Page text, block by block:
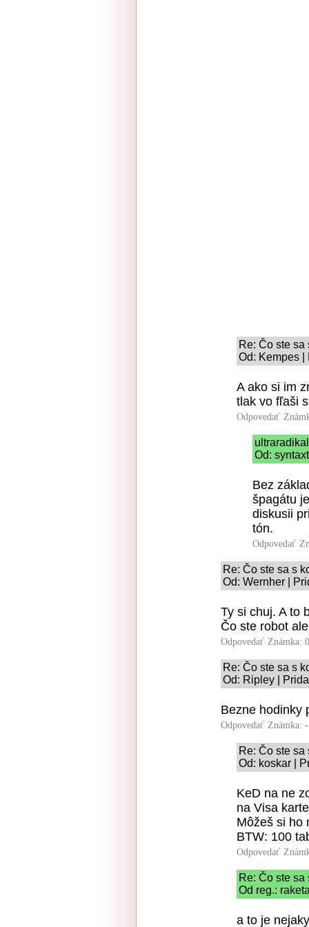
Re: Čo ste
Od: Kempes |
A ako si im
tlak vo fľaši
Odpovedať
Od:
Bez
špagátu
diskusii
tón.
Odpovedať
Re: Čo ste sa s
Od: Wernher |
Ty si chuj. A to
Čo ste robot
Odpovedať Známka:
Re: Čo ste sa s
Od: Ripley |
Bezne hodinky
Odpovedať Známka:
Re: Čo ste
Od: koskar |
KeD na ne
na Visa
Môžeš si ho
BTW: 100
Odpovedať
Re: Čo ste
Od reg.:
a to je